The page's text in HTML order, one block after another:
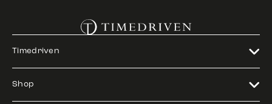
Timedriven
Shop